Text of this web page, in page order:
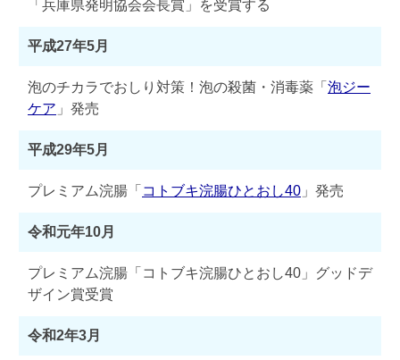
「兵庫県発明協会会長賞」を受賞する
平成27年5月
泡のチカラでおしり対策！泡の殺菌・消毒薬「 泡ジー
ケア 」発売
平成29年5月
プレミアム浣腸「 コトブキ浣腸ひとおし40 」発売
令和元年10月
プレミアム浣腸「コトブキ浣腸ひとおし40」グッドデ
ザイン賞受賞
令和2年3月